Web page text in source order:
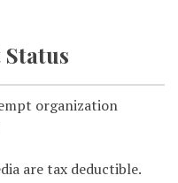
organization
are tax deductible.